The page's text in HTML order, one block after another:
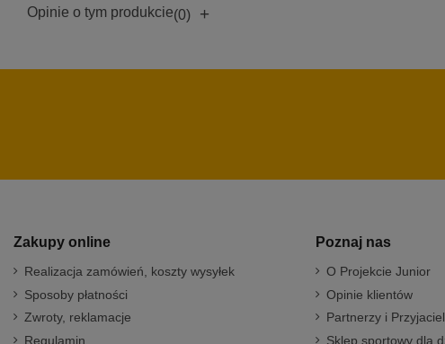
Opinie o tym produkcie(0) +
Zakupy online
Realizacja zamówień, koszty wysyłek
Sposoby płatności
Zwroty, reklamacje
Regulamin
Poznaj nas
O Projekcie Junior
Opinie klientów
Partnerzy i
Sklep sportowy dla